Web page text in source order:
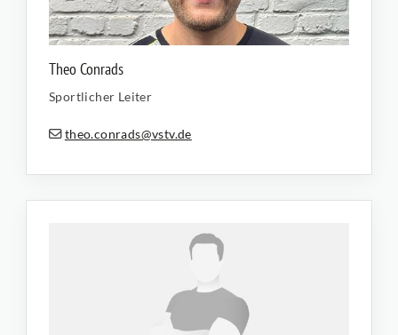
Theo Conrads
Sportlicher Leiter
theo.conrads@vstv.de